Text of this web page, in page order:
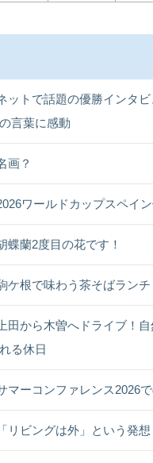
ットで話題の優勝インタ
言葉に感動
画？
ワールドカップスペイ
蝶蘭2度目の花です！
ケ根で味わう茶そばランチ
上田から木曽へドライブ！
る休日
マーコンファレンス2026
「リビングは外」という発想